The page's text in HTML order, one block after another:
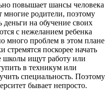
повышает шансы человека
родители, поэтому
деньги на обучение своих
с нежеланием ребенка
много проблем в этом плане
поскорее начать
школы ищут работу или
в техникум или
специальность. Поэтому
бывает непросто.